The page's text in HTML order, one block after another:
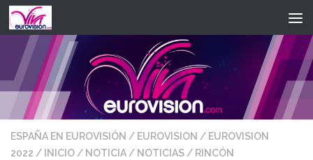
Saltar al contenido
ESPAÑA EN EUROVISIÓN / EUROVISION / EUROVISION
2022 / INICIO/ NOTICIA/ NOTICIAS/ RINCÓN